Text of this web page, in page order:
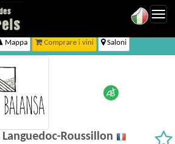
Mappa Comprare i vini Saloni
Roussillon